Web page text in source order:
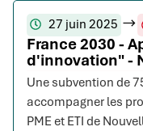
27 juin 2025
France 2030 -
d'innovation" -
Une subvention de
accompagner les
PME et ETI de